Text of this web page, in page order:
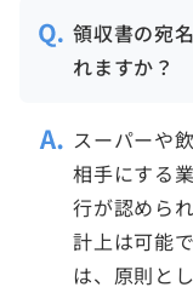
領収書の宛
れますか？
スーパーや
相手にする
行が認めら
計上は可能
は、原則と